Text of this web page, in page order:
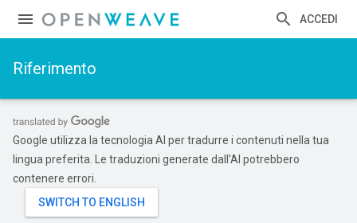
ACCEDI
Riferimento
Google utilizza la tecnologia AI per tradurre i contenuti nella tua
lingua preferita. Le traduzioni generate dall'AI potrebbero
contenere errori.